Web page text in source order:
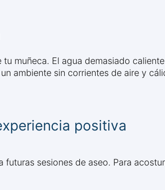
muñeca. El agua demasiado
ambiente sin corrientes de aire y
positiva
sesiones de aseo. Para